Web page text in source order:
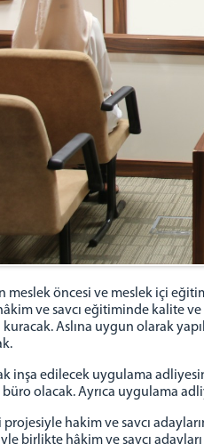
meslek öncesi ve meslek içi
ve savcı eğitiminde kalite
Aslına uygun olarak
inşa edilecek uygulama
büro olacak. Ayrıca uygulama
hakim ve savcı
birlikte hâkim ve savcı